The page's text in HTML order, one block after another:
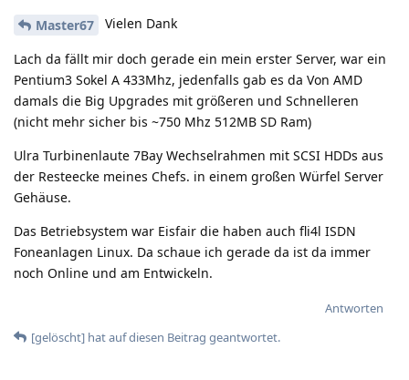
Master67 Vielen Dank
Lach da fällt mir doch gerade ein mein erster Server, war ein
Pentium3 Sokel A 433Mhz, jedenfalls gab es da Von AMD
damals die Big Upgrades mit größeren und Schnelleren
(nicht mehr sicher bis ~750 Mhz 512MB SD Ram)
Ulra Turbinenlaute 7Bay Wechselrahmen mit SCSI HDDs aus
der Resteecke meines Chefs. in einem großen Würfel Server
Gehäuse.
Das Betriebsystem war Eisfair die haben auch fli4l ISDN
Foneanlagen Linux. Da schaue ich gerade da ist da immer
noch Online und am Entwickeln.
Antworten
[gelöscht] hatauf diesen Beitrag geantwortet.